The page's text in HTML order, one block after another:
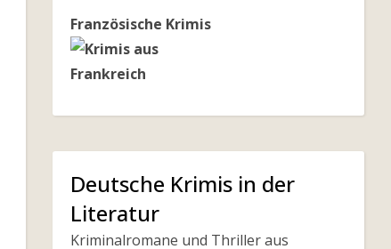
Französische Krimis
Deutsche Krimis in der
Literatur
Kriminalromane und Thriller aus